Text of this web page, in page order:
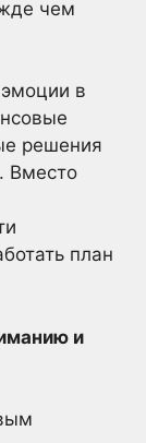
чем
в
решения
Вместо
план
и